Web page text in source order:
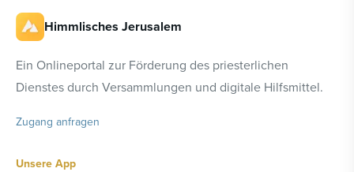
Himmlisches Jerusalem
Ein Onlineportal zur Förderung des priesterlichen
Dienstes durch Versammlungen und digitale Hilfsmittel.
Zugang anfragen
Unsere App